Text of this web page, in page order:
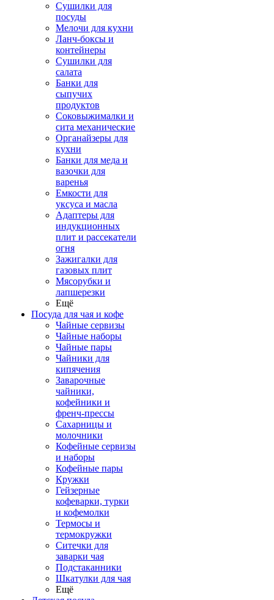
Сушилки для
посуды
Мелочи для кухни
Ланч-боксы и
контейнеры
Сушилки для
салата
Банки для
сыпучих
продуктов
Соковыжималки и
сита механические
Органайзеры для
кухни
Банки для меда и
вазочки для
варенья
Емкости для
уксуса и масла
Адаптеры для
индукционных
плит и рассекатели
огня
Зажигалки для
газовых плит
Мясорубки и
лапшерезки
Ещё
Посуда для чая и кофе
Чайные сервизы
Чайные наборы
Чайные пары
Чайники для
кипячения
Заварочные
чайники,
кофейники и
френч-прессы
Сахарницы и
молочники
Кофейные сервизы
и наборы
Кофейные пары
Кружки
Гейзерные
кофеварки, турки
и кофемолки
Термосы и
термокружки
Ситечки для
заварки чая
Подстаканники
Шкатулки для чая
Ещё